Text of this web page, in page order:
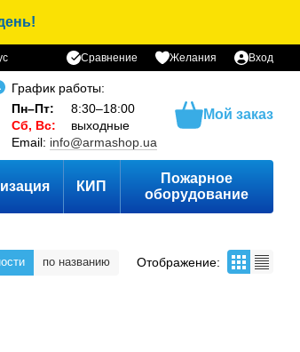
Сравнение Желания Вход
График работы:
Пн–Пт:
8:30–18:00
Сб, Вс:
выходные
Email: info@armashop.ua
Мой заказ
КИП
Пожарное
оборудование
по названию Отображение: